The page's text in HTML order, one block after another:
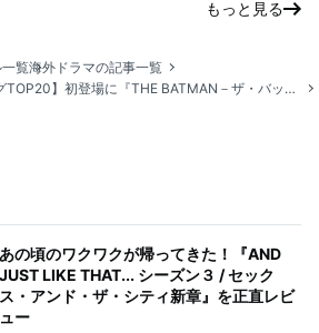
もっと見る
覧海外ドラマの記事一覧
【9月海外ドラマランキングTOP20】初登場に『THE BATMAN－ザ・バットマン－』のスピンオフ『THE PENGUIN－ザ・ペンギン－』が登場
あの頃のワクワクが帰ってきた！『AND
JUST LIKE THAT... シーズン３ / セック
ス・アンド・ザ・シティ新章』を正直レビ
ュー